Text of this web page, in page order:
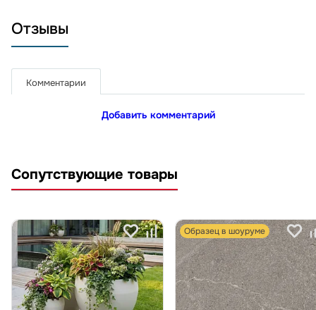
Отзывы
Комментарии
Добавить комментарий
Сопутствующие товары
Образец в шоуруме